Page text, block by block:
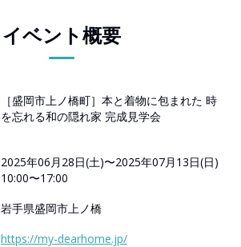
イベント概要
［盛岡市上ノ橋町］本と着物に包まれた 時
を忘れる和の隠れ家 完成見学会
2025年06月28日(土)〜2025年07月13日(日)
10:00〜17:00
岩手県盛岡市上ノ橋
https://my-dearhome.jp/